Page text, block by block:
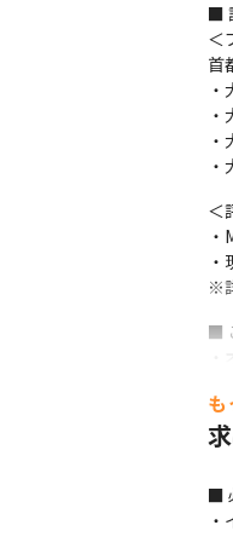
■
＜
首
＜
※
■
・
ま
も
■